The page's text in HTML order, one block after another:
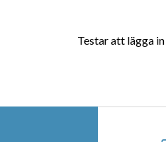
Testar att lägga